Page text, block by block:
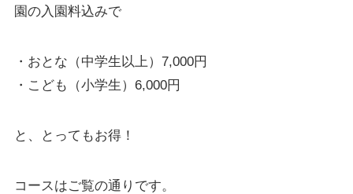
園の入園料込みで
・おとな（中学生以上）7,000円
・こども（小学生）6,000円
と、とってもお得！
コースはご覧の通りです。